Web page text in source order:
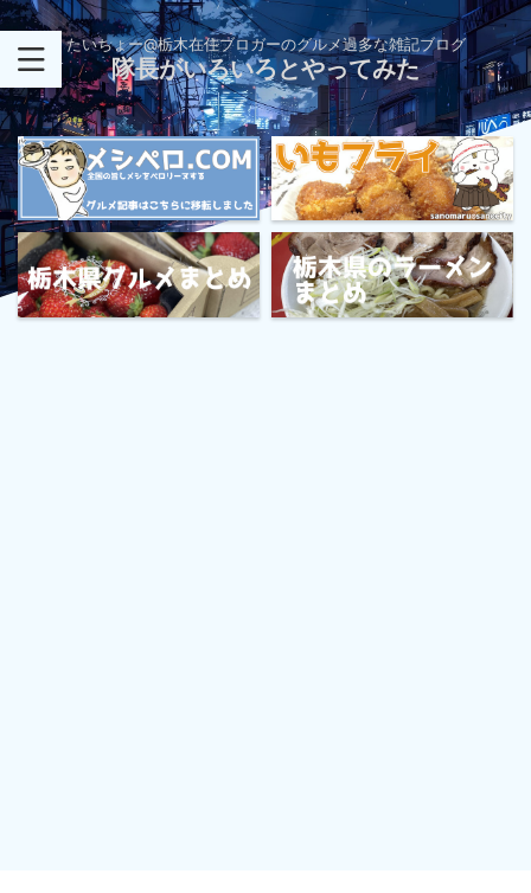
たいちょー@栃木在住ブロガーのグルメ過多な雑記ブログ
隊長がいろいろとやってみた